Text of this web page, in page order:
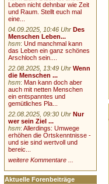
Leben nicht dehnbar wie Zeit
und Raum. Stellt euch mal
eine...
04.09.2025, 10:46 Uhr Des
Menschen Leben...
hsm:Und manchmal kann
das Leben ein ganz schönes
Arschloch sein....
22.08.2025, 13:49 Uhr Wenn
die Menschen ...
hsm:Man kann doch aber
auch mit netten Menschen
ein entspanntes und
gemütliches Pla...
22.08.2025, 09:30 Uhr Nur
wer sein Ziel ...
hsm:Allerdings: Umwege
erhöhen die Ortskenntnisse -
und sie sind wertvoll und
bereic...
weitere Kommentare ...
Aktuelle Forenbeiträge